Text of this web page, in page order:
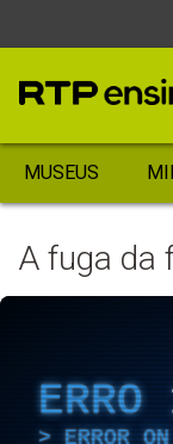
MUSEUS
A fuga da
ERRO
ERROR